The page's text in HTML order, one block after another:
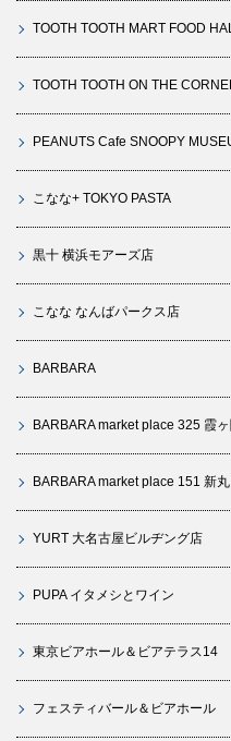
TOOTH TOOTH MART FOOD
TOOTH TOOTH ON THE
PEANUTS Cafe SNOOPY
こなな+ TOKYO PASTA
黒十 横浜モアーズ店
こなな なんばパークス店
BARBARA
BARBARA market place 325 霞
BARBARA market place 151 新
YURT 大名古屋ビルヂング店
PUPA イタメシとワイン
東京ビアホール＆ビアテラス14
フェスティバール＆ビアホール